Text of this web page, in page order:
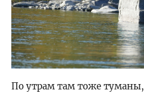
По утрам там тоже туманы,